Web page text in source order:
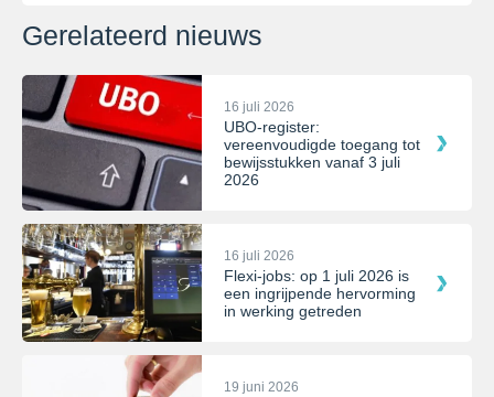
Gerelateerd nieuws
16 juli 2026
UBO-register:
vereenvoudigde toegang tot
bewijsstukken vanaf 3 juli
2026
16 juli 2026
Flexi-jobs: op 1 juli 2026 is
een ingrijpende hervorming
in werking getreden
19 juni 2026